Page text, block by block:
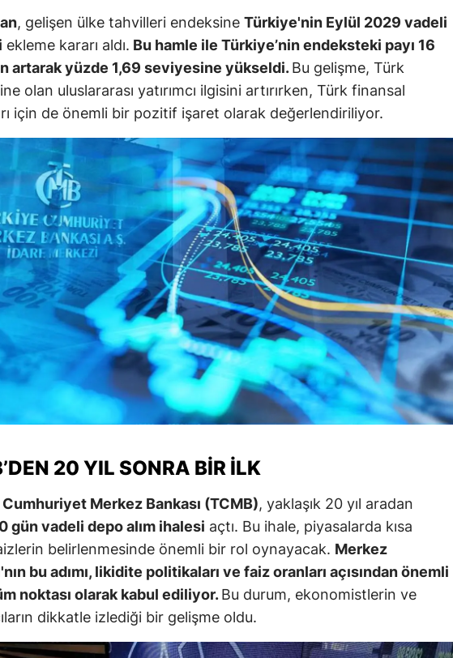
Nevşehir
Niğde
Ordu
Rize
Sakarya
Samsun
Siirt
Sinop
Sivas
Tekirdağ
Tokat
Trabzon
Şanlıurfa
Uşak
Van
Yozgat
Zonguldak
Aksaray
, gelişen ülke tahvilleri endeksine Türkiye'nin Eylül 2029 vadeli
ekleme kararı aldı. Bu hamle ile Türkiye’nin endeksteki payı 16
artarak yüzde 1,69 seviyesine yükseldi.Bu gelişme, Türk
olan uluslararası yatırımcı ilgisini artırırken, Türk finansal
için de önemli bir pozitif işaret olarak değerlendiriliyor.
20 YIL SONRA BIR İLK
Merkez Bankası (TCMB), yaklaşık 20 yıl aradan
gün vadeli depo alım ihalesi açtı. Bu ihale, piyasalarda kısa
belirlenmesinde önemli bir rol oynayacak. Merkez
bu adımı, likidite politikaları ve faiz oranları açısından önemli
noktası olarak kabul ediliyor.Bu durum, ekonomistlerin ve
dikkatle izlediği bir gelişme oldu.